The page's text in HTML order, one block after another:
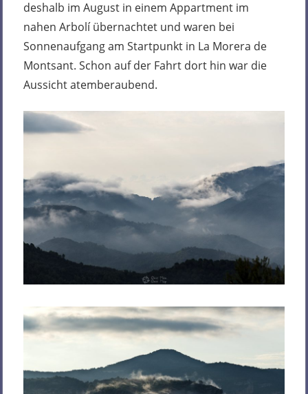
deshalb im August in einem Appartment im
nahen Arbolí übernachtet und waren bei
Sonnenaufgang am Startpunkt in La Morera de
Montsant. Schon auf der Fahrt dort hin war die
Aussicht atemberaubend.